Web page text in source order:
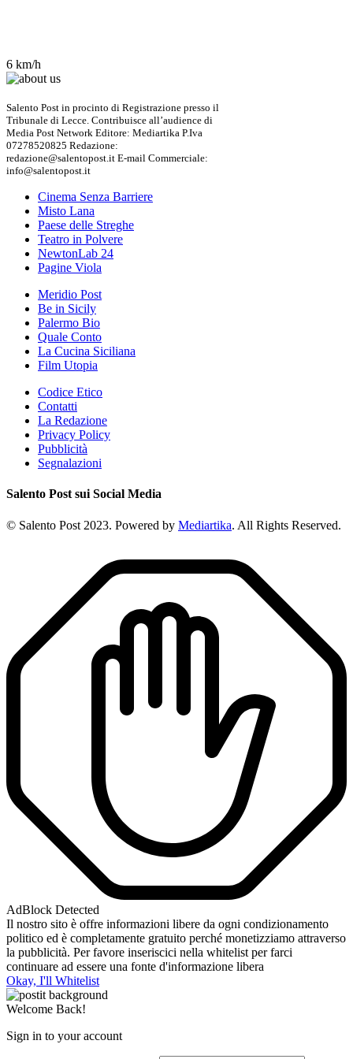
6 km/h
Salento Post in procinto di Registrazione presso il
Tribunale di Lecce. Contribuisce all’audience di
Media Post Network Editore: Mediartika P.Iva
07278520825 Redazione:
redazione@salentopost.it E-mail Commerciale:
info@salentopost.it
Cinema Senza Barriere
Misto Lana
Paese delle Streghe
Teatro in Polvere
NewtonLab 24
Pagine Viola
Meridio Post
Be in Sicily
Palermo Bio
Quale Conto
La Cucina Siciliana
Film Utopia
Codice Etico
Contatti
La Redazione
Privacy Policy
Pubblicità
Segnalazioni
Salento Post sui Social Media
© Salento Post 2023. Powered by Mediartika. All Rights Reserved.
AdBlock Detected
Il nostro sito è offre informazioni libere da ogni condizionamento
politico ed è completamente gratuito perché monetizziamo attraverso
la pubblicità. Per favore inseriscici nella whitelist per farci
continuare ad essere una fonte d'informazione libera
Okay, I'll Whitelist
Welcome Back!
Sign in to your account